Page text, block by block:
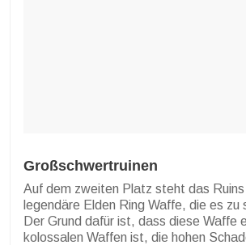
Großschwertruinen
Auf dem zweiten Platz steht das
legendäre Elden Ring Waffe, die es zu
Der Grund dafür ist, dass diese Waffe
kolossalen Waffen ist, die hohen